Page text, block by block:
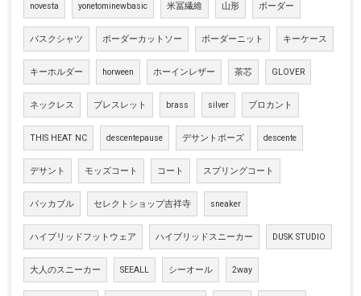
novesta yonetominewbasic 米冨繊維 山形 ボーダー
バスクシャツ ボーダーカットソー ボーダーニット キーケース
キーホルダー horween ホーインレザー 茶芯 GLOVER
ネックレス ブレスレット brass silver ブロカント
THIS HEAT NC descentepause デサントポーズ descente
デサント モッズコート コート スプリングコート
パッカブル セレクトショップ吉祥寺 sneaker
ハイブリッドフットウェア ハイブリッドスニーカー DUSK STUDIO
大人のスニーカー SEEALL シーオール 2way